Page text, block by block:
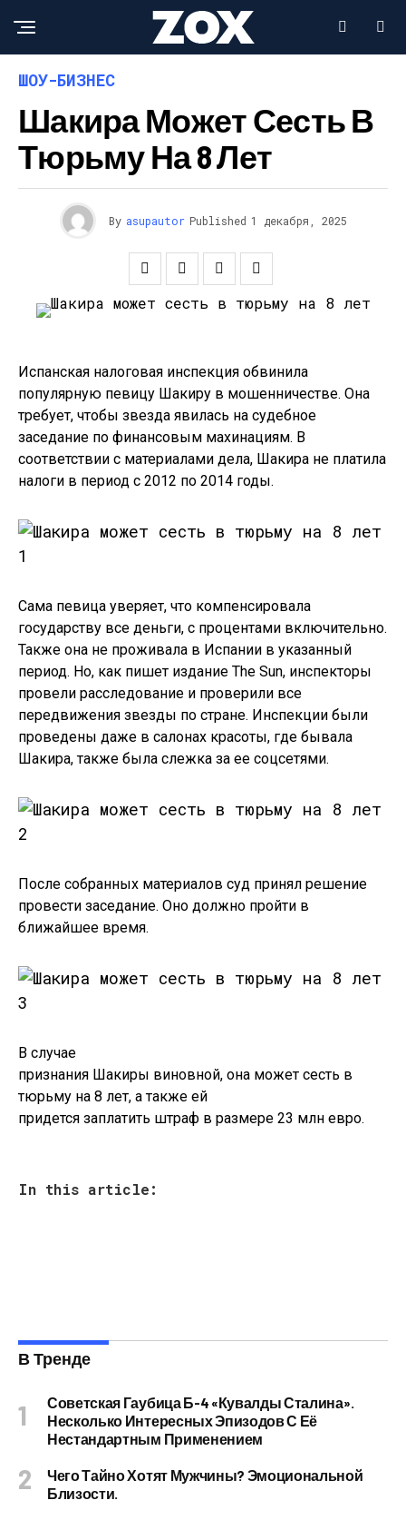
ШОУ-БИЗНЕС
Шакира Может Сесть В
Тюрьму На 8 Лет
By asupautor Published 1 декабря, 2025
Испанская налоговая инспекция обвинила
популярную певицу Шакиру в мошенничестве. Она
требует, чтобы звезда явилась на судебное
заседание по финансовым махинациям. В
соответствии с материалами дела, Шакира не платила
налоги в период с 2012 по 2014 годы.
Сама певица уверяет, что компенсировала
государству все деньги, с процентами включительно.
Также она не проживала в Испании в указанный
период. Но, как пишет издание The Sun, инспекторы
провели расследование и проверили все
передвижения звезды по стране. Инспекции были
проведены даже в салонах красоты, где бывала
Шакира, также была слежка за ее соцсетями.
После собранных материалов суд принял решение
провести заседание. Оно должно пройти в
ближайшее время.
В случае
признания Шакиры виновной, она может сесть в
тюрьму на 8 лет, а также ей
придется заплатить штраф в размере 23 млн евро.
In this article:
В Тренде
Советская Гаубица Б-4 «Кувалды Сталина».
Несколько Интересных Эпизодов С Её
Нестандартным Применением
Чего Тайно Хотят Мужчины? Эмоциональной
Близости.